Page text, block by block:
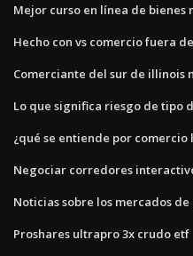
Mejor curso en línea de bienes
Hecho con vs comercio fuera
Comerciante del sur de illinois
Lo que significa riesgo de tipo
¿qué se entiende por comercio
Negociar corredores
Noticias sobre los mercados
Proshares ultrapro 3x crudo etf